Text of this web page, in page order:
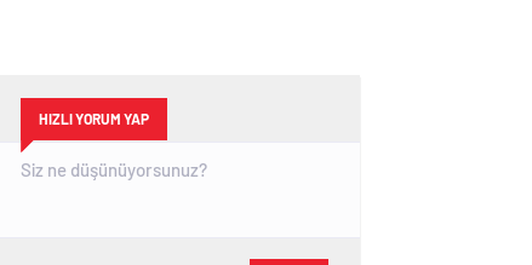
HIZLI YORUM YAP